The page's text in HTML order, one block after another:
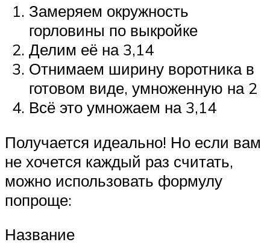
Замеряем окружность
горловины по выкройке
Делим её на 3,14
Отнимаем ширину воротника в
готовом виде, умноженную на 2
Всё это умножаем на 3,14
Получается идеально! Но если вам
не хочется каждый раз считать,
можно использовать формулу
попроще:
Название